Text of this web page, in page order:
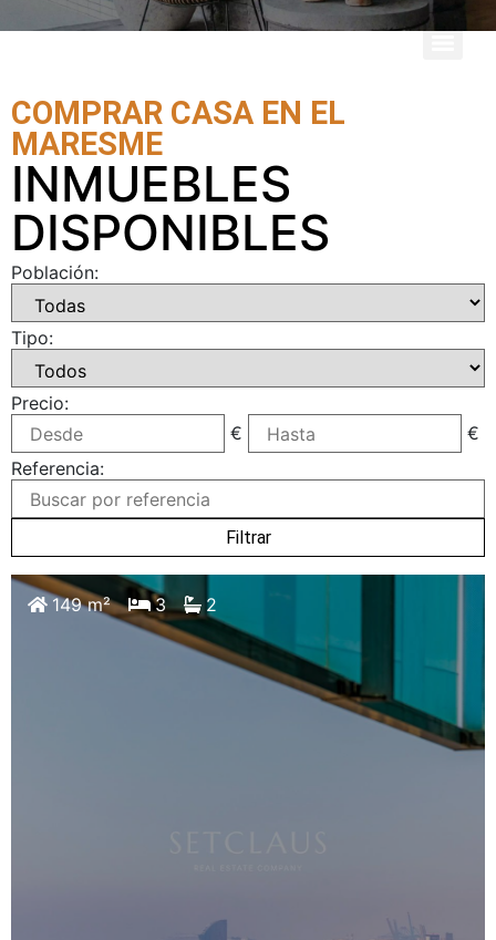
COMPRAR CASA EN EL
MARESME
INMUEBLES
DISPONIBLES
Población:
Tipo:
Precio:
€
€
Referencia:
Filtrar
149 m² 3 2